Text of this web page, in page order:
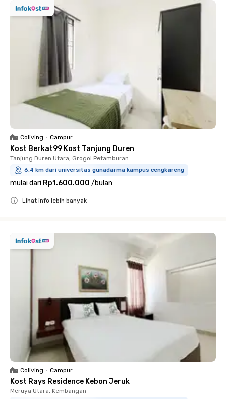
Coliving • Campur
Kost Berkat99 Kost Tanjung Duren
Tanjung Duren Utara, Grogol Petamburan
6.4 km dari universitas gunadarma kampus cengkareng
mulai dari Rp1.600.000 /bulan
Lihat info lebih banyak
Coliving • Campur
Kost Rays Residence Kebon Jeruk
Meruya Utara, Kembangan